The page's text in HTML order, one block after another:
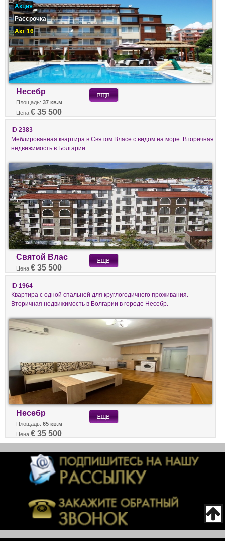
Акция
Рассрочка
Акт 16
Несебр
Площадь: 37 кв.м
Цена € 35 500
ID 2383
Меблированная квартира в Святом Власе с видом на море. Вторичная
недвижимость в Болгарии.
Святой Влас
Цена € 35 500
ID 1964
Квартира с одной спальней для круглогодичного проживания.
Вторичная недвижимость в Болгарии в городе Несебр.
Несебр
Площадь: 65 кв.м
Цена € 35 500